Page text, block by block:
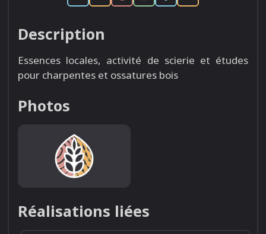
Description
Essences locales, activité de scierie et études
pour charpentes et ossatures bois
Photos
Réalisations liées